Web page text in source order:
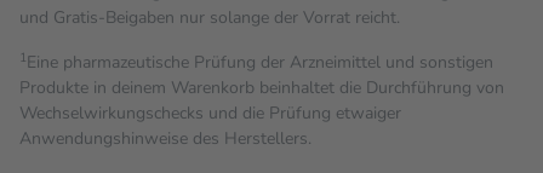
und Gratis-Beigaben nur solange der Vorrat reicht.
1Eine pharmazeutische Prüfung der Arzneimittel und sonstigen
Produkte in deinem Warenkorb beinhaltet die Durchführung von
Wechselwirkungschecks und die Prüfung etwaiger
Anwendungshinweise des Herstellers.